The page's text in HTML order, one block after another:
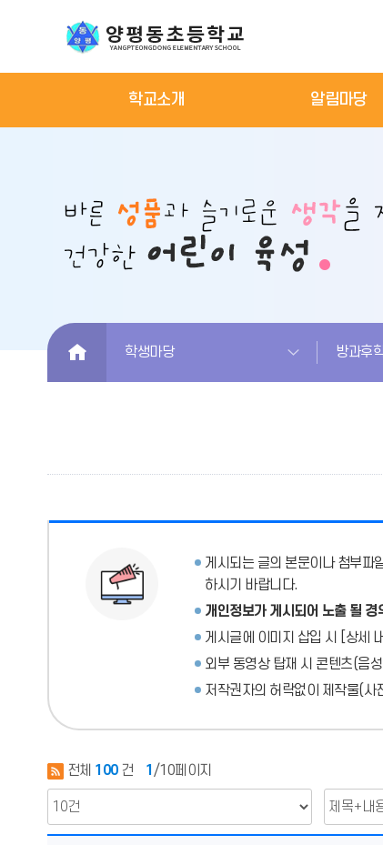
학교소개 알림마당
HOME 학생마당 방과후
게시되는 글의 본문이나 첨부파
하시기 바랍니다.
개인정보가 게시되어 노출 될
게시글에 이미지 삽입 시 [상세
외부 동영상 탑재 시 콘텐츠(음
저작권자의 허락없이 제작물(사
전체 100 건 1 /10페이지